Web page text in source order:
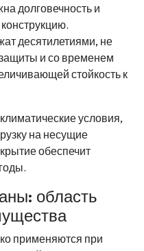
долговечность и
десятилетиями, не
и со временем
стойкость к
условия,
на несущие
обеспечит
область
применяются при